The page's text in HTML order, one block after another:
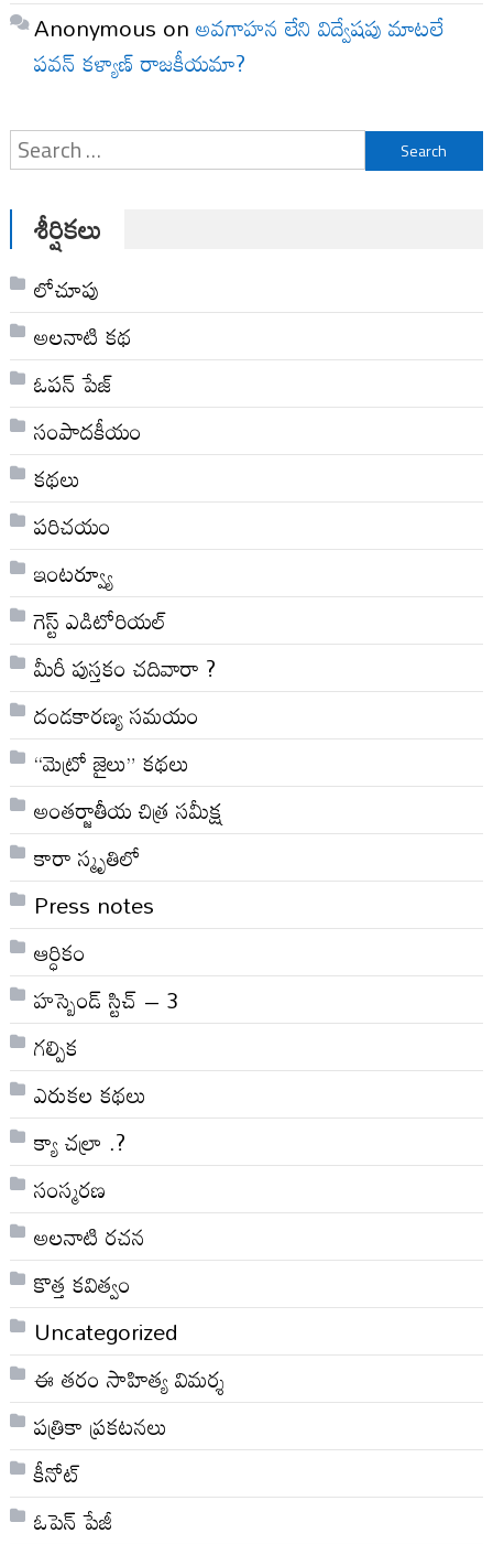
Anonymous onఅవగాహన లేని విద్వేషపు మాటలే
పవన్ కళ్యాణ్ రాజకీయమా?
Search
for:
శీర్షికలు
లోచూపు
అల‌నాటి క‌థ‌
ఓపన్ పేజ్
సంపాదకీయం
కథలు
పరిచయం
ఇంటర్వ్యూ
గెస్ట్ ఎడిటోరియల్
మీరీ పుస్తకం చదివారా ?
దండకారణ్య సమయం
“మెట్రో జైలు” కథలు
అంతర్జాతీయ చిత్ర సమీక్ష
కారా స్మృతిలో
Press notes
ఆర్ధికం
హస్బెండ్ స్టిచ్ – 3
గల్పిక
ఎరుకల కథలు
క్యా చల్రా .?
సంస్మరణ
అలనాటి రచన
కొత్త కవిత్వం
Uncategorized
ఈ తరం సాహిత్య విమర్శ
పత్రికా ప్రకటనలు
కీనోట్
ఓపెన్ పేజీ